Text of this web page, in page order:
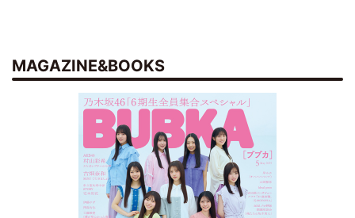
MAGAZINE&BOOKS